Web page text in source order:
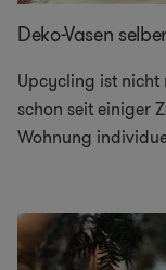
Deko-Vasen
Upcycling ist nicht
schon seit einiger
Wohnung